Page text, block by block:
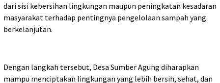
dari sisi kebersihan lingkungan maupun peningkatan kesadaran
masyarakat terhadap pentingnya pengelolaan sampah yang
berkelanjutan.
Dengan langkah tersebut, Desa Sumber Agung diharapkan
mampu menciptakan lingkungan yang lebih bersih, sehat, dan